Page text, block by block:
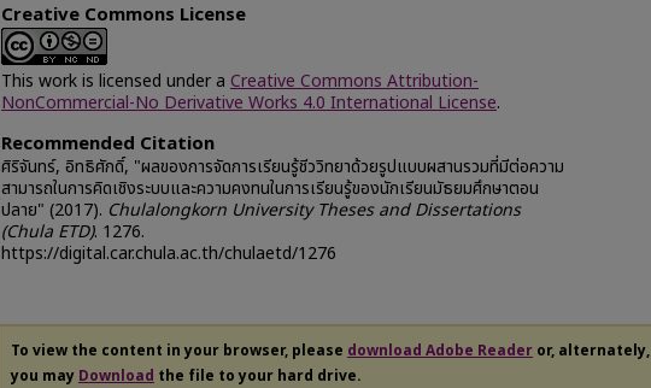
Creative Commons License
This work is licensed under a Creative Commons Attribution-
NonCommercial-No Derivative Works 4.0 International License.
Recommended Citation
ศิริจันทร์, อิทธิศักดิ์, "ผลของการจัดการเรียนรู้ชีววิทยาด้วยรูปแบบผสานรวมที่มีต่อความ
สามารถในการคิดเชิงระบบและความคงทนในการเรียนรู้ของนักเรียนมัธยมศึกษาตอน
ปลาย" (2017). Chulalongkorn University Theses and Dissertations
(Chula ETD). 1276.
https://digital.car.chula.ac.th/chulaetd/1276
To view the content in your browser, please download Adobe Reader or, alternately,
you may Download the file to your hard drive.